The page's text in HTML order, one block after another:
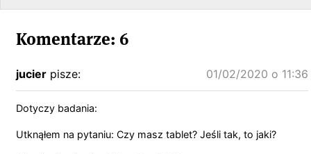
Komentarze: 6
jucier pisze: 01/02/2020 o 11:36
Dotyczy badania:
Utknąłem na pytaniu: Czy masz tablet? Jeśli tak, to jaki?